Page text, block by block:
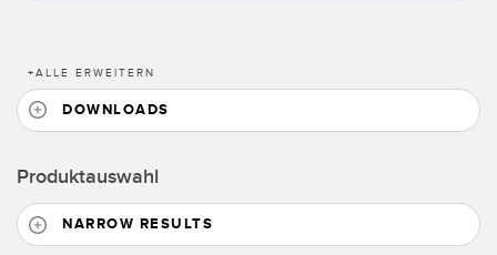
ZUBEHÖR
Konverter
SOFTWARE
+ALLE ERWEITERN
DOWNLOADS
Produktauswahl
NARROW RESULTS